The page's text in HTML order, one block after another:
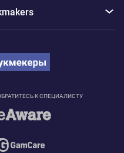
К СПЕЦИАЛИСТУ